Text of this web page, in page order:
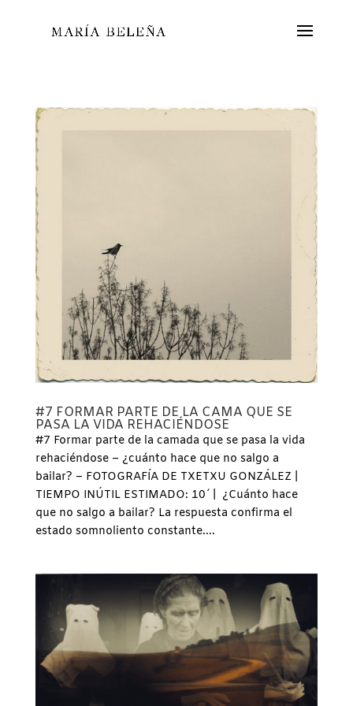
#7 FORMAR PARTE DE LA CAMA QUE SE
PASA LA VIDA REHACIÉNDOSE
#7 Formar parte de la camada que se pasa la vida
rehaciéndose – ¿cuánto hace que no salgo a
bailar? – FOTOGRAFÍA DE TXETXU GONZÁLEZ |
TIEMPO INÚTIL ESTIMADO: 10´ | ¿Cuánto hace
que no salgo a bailar? La respuesta confirma el
estado somnoliento constante....